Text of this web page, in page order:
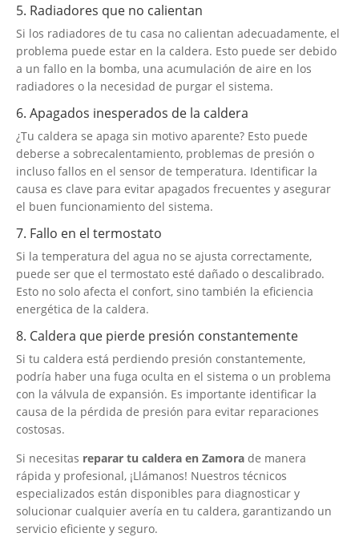
5. Radiadores que no calientan
Si los radiadores de tu casa no calientan adecuadamente, el
problema puede estar en la caldera. Esto puede ser debido
a un fallo en la bomba, una acumulación de aire en los
radiadores o la necesidad de purgar el sistema.
6. Apagados inesperados de la caldera
¿Tu caldera se apaga sin motivo aparente? Esto puede
deberse a sobrecalentamiento, problemas de presión o
incluso fallos en el sensor de temperatura. Identificar la
causa es clave para evitar apagados frecuentes y asegurar
el buen funcionamiento del sistema.
7. Fallo en el termostato
Si la temperatura del agua no se ajusta correctamente,
puede ser que el termostato esté dañado o descalibrado.
Esto no solo afecta el confort, sino también la eficiencia
energética de la caldera.
8. Caldera que pierde presión constantemente
Si tu caldera está perdiendo presión constantemente,
podría haber una fuga oculta en el sistema o un problema
con la válvula de expansión. Es importante identificar la
causa de la pérdida de presión para evitar reparaciones
costosas.
Si necesitas reparar tu caldera en Zamora de manera
rápida y profesional, ¡Llámanos! Nuestros técnicos
especializados están disponibles para diagnosticar y
solucionar cualquier avería en tu caldera, garantizando un
servicio eficiente y seguro.